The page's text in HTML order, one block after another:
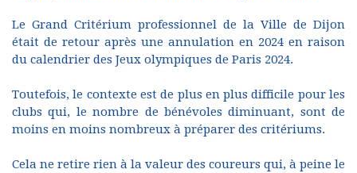
Le Grand Critérium professionnel de la Ville de Dijon
était de retour après une annulation en 2024 en raison
du calendrier des Jeux olympiques de Paris 2024.
Toutefois, le contexte est de plus en plus difficile pour les
clubs qui, le nombre de bénévoles diminuant, sont de
moins en moins nombreux à préparer des critériums.
Cela ne retire rien à la valeur des coureurs qui, à peine le